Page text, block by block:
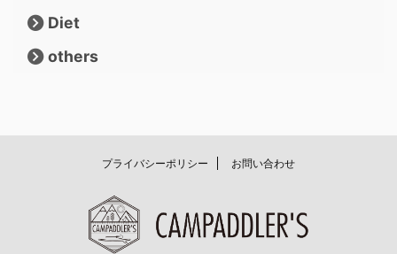
Diet
others
プライバシーポリシー お問い合わせ